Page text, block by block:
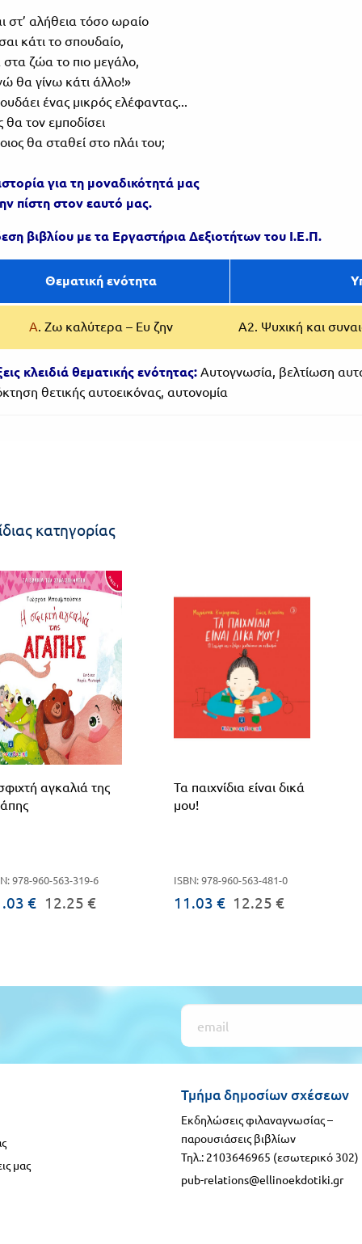
στ’ αλήθεια τόσο ωραίο
κάτι το σπουδαίο,
ζώα το πιο μεγάλο,
θα γίνω κάτι άλλο!»
ένας μικρός ελέφαντας...
θα τον εμποδίσει
θα σταθεί στο πλάι του;
για τη μοναδικότητά μας
πίστη στον εαυτό μας.
βιβλίου με τα Εργαστήρια Δεξιοτήτων του Ι.Ε.Π.
Θεματική ενότητα
Α. Ζω καλύτερα – Ευ ζην Α2. Ψυχική και
κλειδιά θεματικής ενότητας: Αυτογνωσία, βελτίωση
θετικής αυτοεικόνας, αυτονομία
κατηγορίας
αγκαλιά της
978-960-563-319-6
€ 12.25 €
Τα παιχνίδια είναι δικά
μου!
ISBN: 978-960-563-481-0
11.03 € 12.25 €
μας
Τμήμα δημοσίων σχέσεων
Εκδηλώσεις φιλαναγνωσίας –
παρουσιάσεις βιβλίων
Τηλ.: 2103646965 (εσωτερικό 302)
pub-relations@ellinoekdotiki.gr